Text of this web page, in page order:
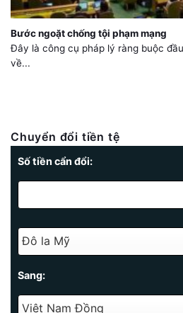
Bước ngoặt chống tội phạm mạng
Đây là công cụ pháp lý ràng buộc
về...
Chuyển đổi tiền tệ
Số tiền cẩn đổi:
Sang: